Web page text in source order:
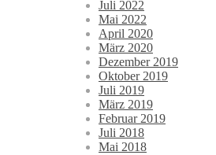
Juli 2022
Mai 2022
April 2020
März 2020
Dezember 2019
Oktober 2019
Juli 2019
März 2019
Februar 2019
Juli 2018
Mai 2018